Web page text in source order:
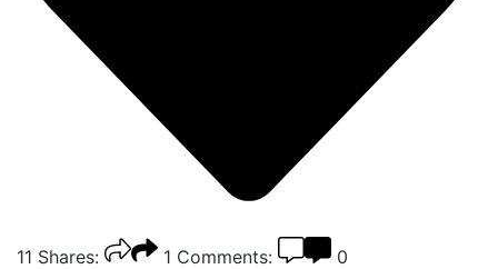
11 Shares: 1 Comments: 0